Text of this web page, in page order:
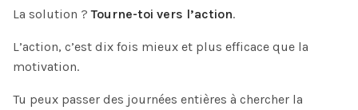
La solution ?Tourne-toi vers l’action.
L’action, c’est dix fois mieux et plus efficace que la
motivation.
Tu peux passer des journées entières à chercher la